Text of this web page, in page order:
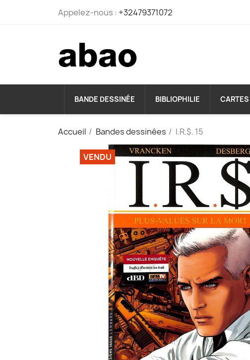
Appelez-nous : +32479371072
BANDE DESSINÉE BIBLIOPHILIE
Accueil Bandes dessinées I.R.$. 15
VENDU